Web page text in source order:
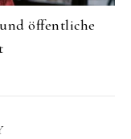
öffentliche